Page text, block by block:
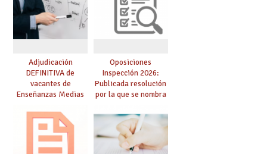
Adjudicación
DEFINITIVA de
vacantes de
Enseñanzas Medias
Oposiciones
Inspección 2026:
Publicada resolución
por la que se nombra
prácticas, se regulan
dichas prácticas y se
convoca acto público
de adjudicación